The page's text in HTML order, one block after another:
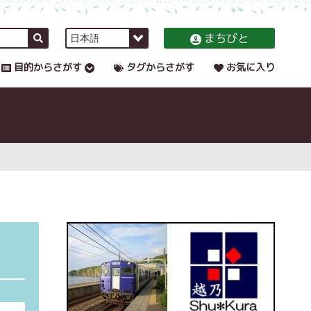
まちびと
目的からさがす タグからさがす お気に入り